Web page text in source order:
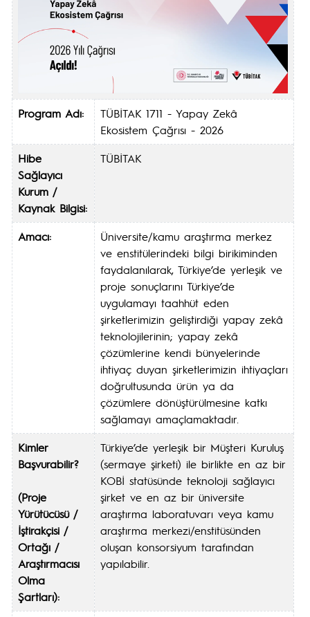
Program Adı:
TÜBİTAK 1711 - Yapay Zekâ
Ekosistem Çağrısı - 2026
Hibe
Sağlayıcı
Kurum /
Kaynak Bilgisi:
TÜBİTAK
Amacı:
Üniversite/kamu araştırma merkez
ve enstitülerindeki bilgi birikiminden
faydalanılarak, Türkiye’de yerleşik ve
proje sonuçlarını Türkiye’de
uygulamayı taahhüt eden
şirketlerimizin geliştirdiği yapay zekâ
teknolojilerinin; yapay zekâ
çözümlerine kendi bünyelerinde
ihtiyaç duyan şirketlerimizin ihtiyaçları
doğrultusunda ürün ya da
çözümlere dönüştürülmesine katkı
sağlamayı amaçlamaktadır.
Kimler
Başvurabilir?
(Proje
Yürütücüsü /
İştirakçisi /
Ortağı /
Araştırmacısı
Olma
Şartları):
Türkiye’de yerleşik bir Müşteri Kuruluş
(sermaye şirketi) ile birlikte en az bir
KOBİ statüsünde teknoloji sağlayıcı
şirket ve en az bir üniversite
araştırma laboratuvarı veya kamu
araştırma merkezi/enstitüsünden
oluşan konsorsiyum tarafından
yapılabilir.